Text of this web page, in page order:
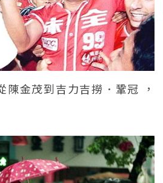
陳金茂到吉力吉撈．鞏冠 ，